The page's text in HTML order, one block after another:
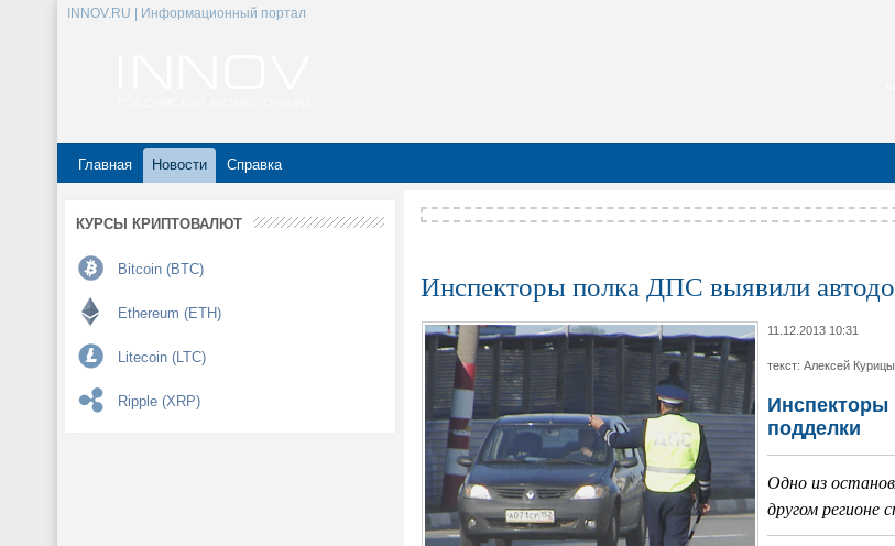
INNOV.RU | Информационный портал
Главная Новости Справка
КУРСЫ КРИПТОВАЛЮТ
Bitcoin (BTC)
Ethereum (ETH)
Litecoin (LTC)
Ripple (XRP)
Инспекторы полка ДПС выявили
11.12.2013 10:31
текст: Алексей
Инспекторы
подделки
Одно из
другом регионе